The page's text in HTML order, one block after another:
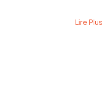
Lire Plus